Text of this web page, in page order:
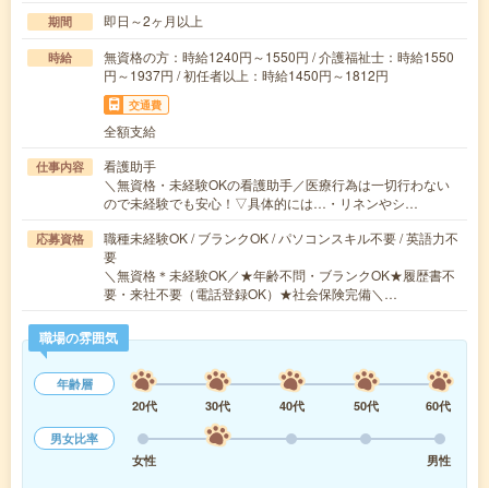
期間 即日～2ヶ月以上
時給
無資格の方：時給1240円～1550円 / 介護福祉士：時給1550
円～1937円 / 初任者以上：時給1450円～1812円
交通費
全額支給
仕事内容
看護助手
＼無資格・未経験OKの看護助手／医療行為は一切行わない
ので未経験でも安心！▽具体的には…・リネンやシ…
応募資格
職種未経験OK / ブランクOK / パソコンスキル不要 / 英語力不
要
＼無資格＊未経験OK／★年齢不問・ブランクOK★履歴書不
要・来社不要（電話登録OK）★社会保険完備＼…
職場の雰囲気
年齢層
20代
30代 40代 50代
60代
男女比率
女性
男性